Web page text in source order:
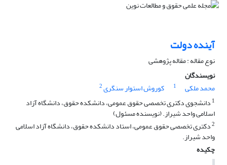
آینده دولت
نوع مقاله : مقاله پژوهشی
نویسندگان
محمد ملکی
1 کوروش استوار سنگری2
1 دانشجوی دکتری تخصصی حقوق عمومی، دانشکده حقوق، دانشگاه آزاد
اسلامی واحد شیراز. (نویسنده مسئول)
2دکتری تخصصی حقوق عمومی، استاد دانشکده حقوق، دانشگاه آزاد اسلامی
واحد شیراز.
چکیده